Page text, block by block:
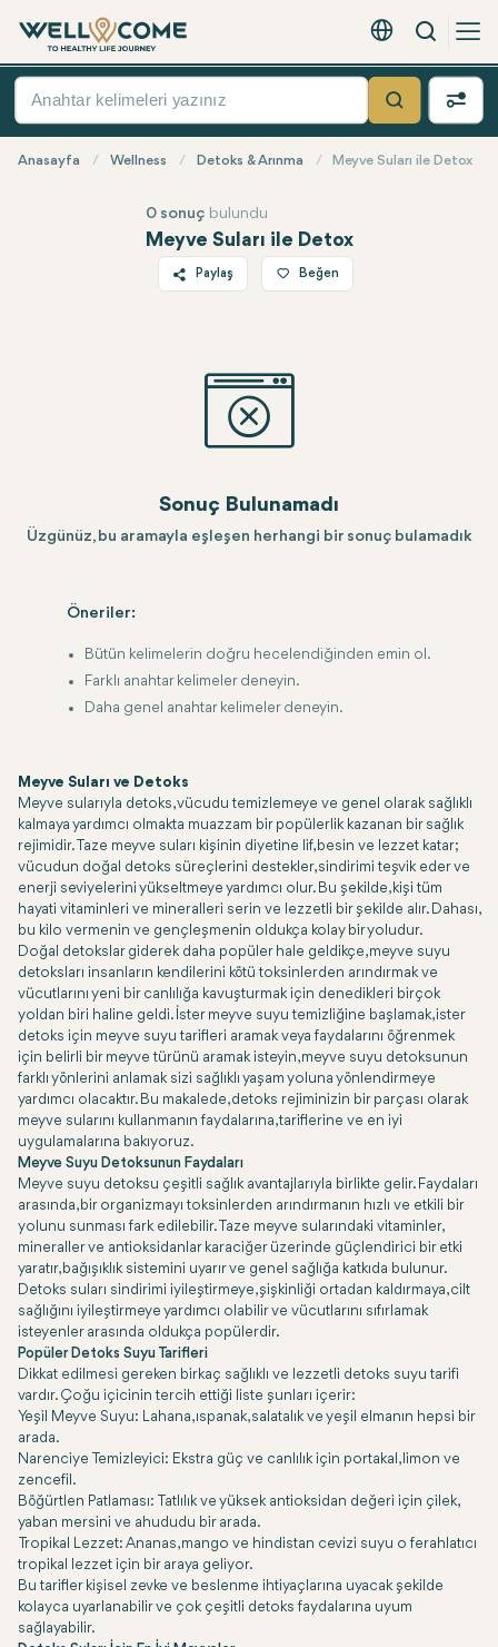
Türkçe - EUR
Arama
Hızlı
Ara
Anasayfa Wellness Detoks & Arınma Meyve Suları ile Detox
Meyve Suları ile Detox
0 sonuçbulundu
Paylaş
WhatsApp
Beğen
Sonuç Bulunamadı
Üzgünüz, bu aramayla eşleşen herhangi bir sonuç bulamadık
Öneriler:
Bütün kelimelerin doğru hecelendiğinden emin ol.
Farklı anahtar kelimeler deneyin.
Daha genel anahtar kelimeler deneyin.
Meyve Suları ve Detoks
Meyve sularıyla detoks, vücudu temizlemeye ve genel olarak sağlıklı
kalmaya yardımcı olmakta muazzam bir popülerlik kazanan bir sağlık
rejimidir. Taze meyve suları kişinin diyetine lif, besin ve lezzet katar;
vücudun doğal detoks süreçlerini destekler, sindirimi teşvik eder ve
enerji seviyelerini yükseltmeye yardımcı olur. Bu şekilde, kişi tüm
hayati vitaminleri ve mineralleri serin ve lezzetli bir şekilde alır. Dahası,
bu kilo vermenin ve gençleşmenin oldukça kolay bir yoludur.
Doğal detokslar giderek daha popüler hale geldikçe, meyve suyu
detoksları insanların kendilerini kötü toksinlerden arındırmak ve
vücutlarını yeni bir canlılığa kavuşturmak için denedikleri birçok
yoldan biri haline geldi. İster meyve suyu temizliğine başlamak, ister
detoks için meyve suyu tarifleri aramak veya faydalarını öğrenmek
için belirli bir meyve türünü aramak isteyin, meyve suyu detoksunun
farklı yönlerini anlamak sizi sağlıklı yaşam yoluna yönlendirmeye
yardımcı olacaktır. Bu makalede, detoks rejiminizin bir parçası olarak
meyve sularını kullanmanın faydalarına, tariflerine ve en iyi
uygulamalarına bakıyoruz.
Meyve Suyu Detoksunun Faydaları
Meyve suyu detoksu çeşitli sağlık avantajlarıyla birlikte gelir. Faydaları
arasında, bir organizmayı toksinlerden arındırmanın hızlı ve etkili bir
yolunu sunması fark edilebilir. Taze meyve sularındaki vitaminler,
mineraller ve antioksidanlar karaciğer üzerinde güçlendirici bir etki
yaratır, bağışıklık sistemini uyarır ve genel sağlığa katkıda bulunur.
Detoks suları sindirimi iyileştirmeye, şişkinliği ortadan kaldırmaya, cilt
sağlığını iyileştirmeye yardımcı olabilir ve vücutlarını sıfırlamak
isteyenler arasında oldukça popülerdir.
Popüler Detoks Suyu Tarifleri
Dikkat edilmesi gereken birkaç sağlıklı ve lezzetli detoks suyu tarifi
vardır. Çoğu içicinin tercih ettiği liste şunları içerir:
Yeşil Meyve Suyu: Lahana, ıspanak, salatalık ve yeşil elmanın hepsi bir
arada.
Narenciye Temizleyici: Ekstra güç ve canlılık için portakal, limon ve
zencefil.
Böğürtlen Patlaması: Tatlılık ve yüksek antioksidan değeri için çilek,
yaban mersini ve ahududu bir arada.
Tropikal Lezzet: Ananas, mango ve hindistan cevizi suyu o ferahlatıcı
tropikal lezzet için bir araya geliyor.
Bu tarifler kişisel zevke ve beslenme ihtiyaçlarına uyacak şekilde
kolayca uyarlanabilir ve çok çeşitli detoks faydalarına uyum
sağlayabilir.